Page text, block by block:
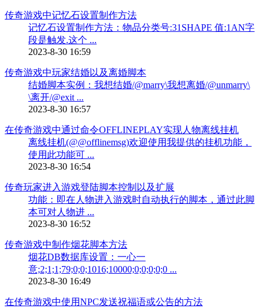
传奇游戏中记忆石设置制作方法
记忆石设置制作方法：物品分类号:31SHAPE 值:1AN字
段是触发.这个 ...
2023-8-30 16:59
传奇游戏中玩家结婚以及离婚脚本
结婚脚本实例：我想结婚/@marry\我想离婚/@unmarry\
\离开/@exit ...
2023-8-30 16:57
在传奇游戏中通过命令OFFLINEPLAY实现人物离线挂机
离线挂机(@@offlinemsg)欢迎使用我提供的挂机功能，
使用此功能可 ...
2023-8-30 16:54
传奇玩家进入游戏登陆脚本控制以及扩展
功能：即在人物进入游戏时自动执行的脚本，通过此脚
本可对人物进 ...
2023-8-30 16:52
传奇游戏中制作烟花脚本方法
烟花DB数据库设置：一心一
意;2;1;1;79;0;0;1016;10000;0;0;0;0;0 ...
2023-8-30 16:49
在传奇游戏中使用NPC发送祝福语或公告的方法